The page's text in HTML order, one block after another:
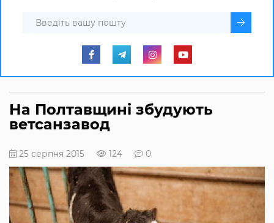
На Полтавщині збудують
ветсанзавод
25 серпня 2015 124 0